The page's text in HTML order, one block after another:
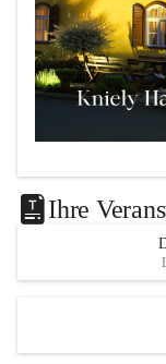
in unserem
Unsere Highlights:
Ein
bis 25
Ihre